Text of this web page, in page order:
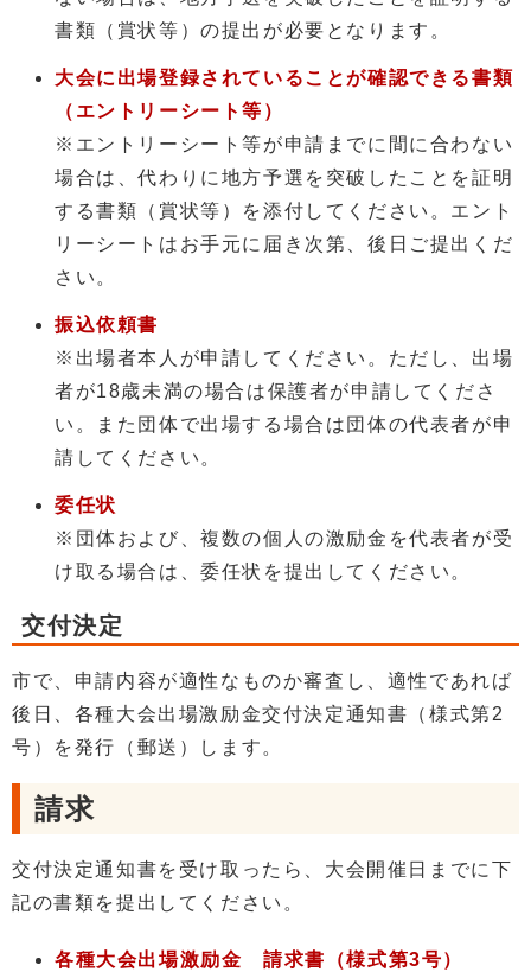
書類（賞状等）の提出が必要となります。
大会に出場登録されていることが確認できる書類
（エントリーシート等）
※エントリーシート等が申請までに間に合わない
場合は、代わりに地方予選を突破したことを証明
する書類（賞状等）を添付してください。エント
リーシートはお手元に届き次第、後日ご提出くだ
さい。
振込依頼書
※出場者本人が申請してください。ただし、出場
者が18歳未満の場合は保護者が申請してくださ
い。また団体で出場する場合は団体の代表者が申
請してください。
委任状
※団体および、複数の個人の激励金を代表者が受
け取る場合は、委任状を提出してください。
交付決定
市で、申請内容が適性なものか審査し、適性であれば
後日、各種大会出場激励金交付決定通知書（様式第2
号）を発行（郵送）します。
請求
交付決定通知書を受け取ったら、大会開催日までに下
記の書類を提出してください。
各種大会出場激励金 請求書（様式第3号）